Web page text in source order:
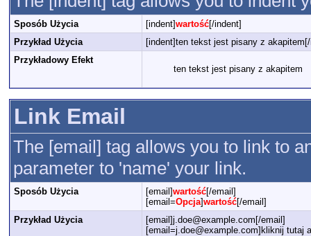
Sposób Użycia [indent]wartość[/indent]
Przykład Użycia
[indent]ten tekst jest pisany z
Przykładowy Efekt
ten tekst jest pisany z akapitem
Link Email
The [email] tag allows you to link to
parameter to 'name' your link.
Sposób Użycia [email]wartość[/email]
[email=Opcja]wartość[/email]
Przykład Użycia
[email]j.doe@example.com[/email]
[email=j.doe@example.com]kliknij tutaj